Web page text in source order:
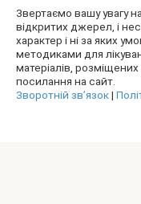
Звертаємо вашу увагу
відкритих джерел, і
характер і ні за яких
методиками для
матеріалів,
посилання на сайт.
Зворотній зв’язок|